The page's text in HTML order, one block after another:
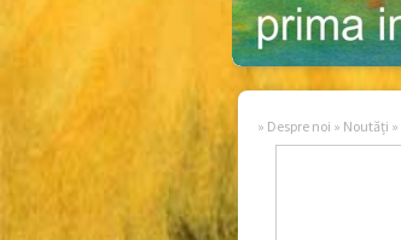
» Despre noi » Noutăți »